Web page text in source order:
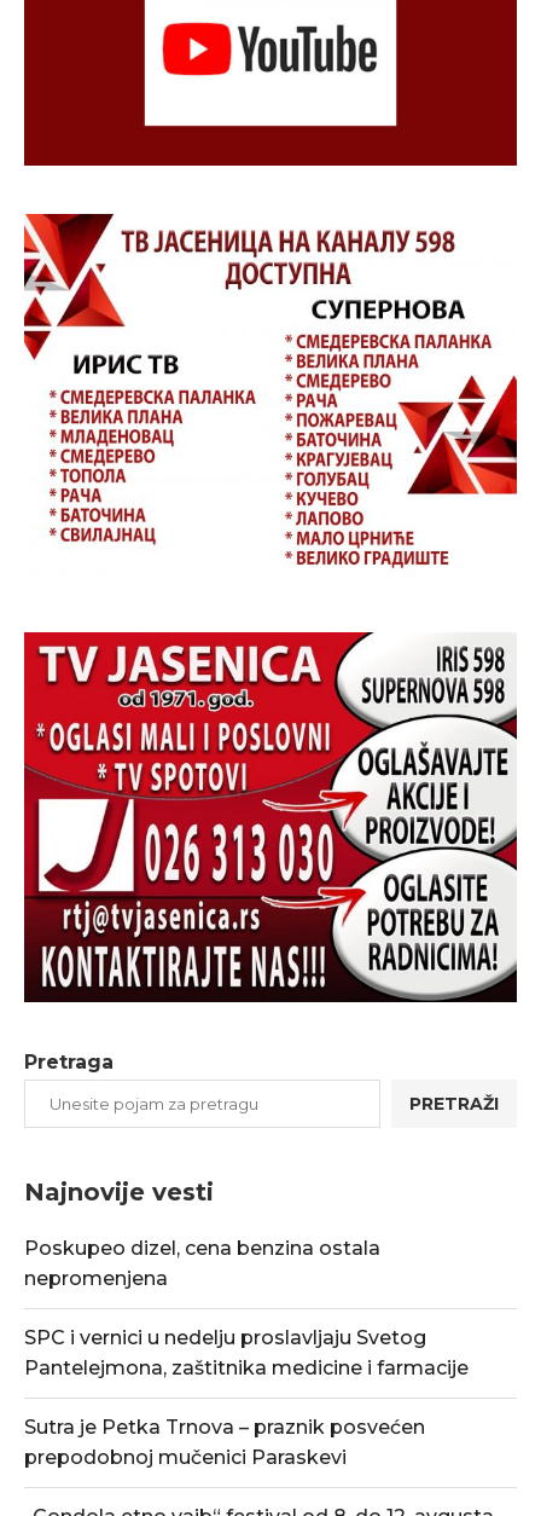
Pretraga
PRETRAŽI
Najnovije vesti
Poskupeo dizel, cena benzina ostala
nepromenjena
SPC i vernici u nedelju proslavljaju Svetog
Pantelejmona, zaštitnika medicine i farmacije
Sutra je Petka Trnova – praznik posvećen
prepodobnoj mučenici Paraskevi